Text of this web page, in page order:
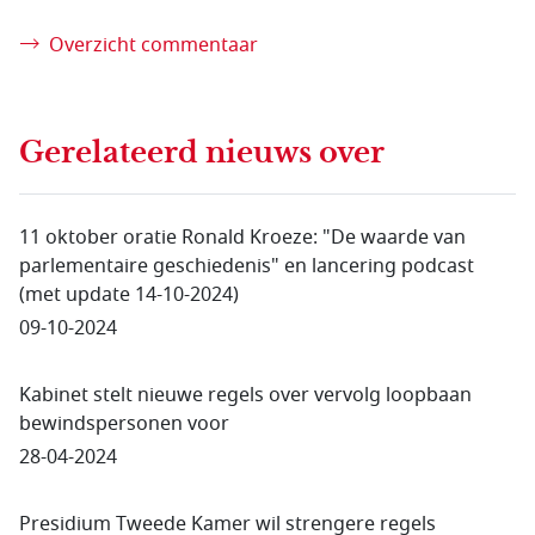
Overzicht commentaar
Gerelateerd nieuws over
11 oktober oratie Ronald Kroeze: "De waarde van
parlementaire geschiedenis" en lancering podcast
(met update 14-10-2024)
09-10-2024
Kabinet stelt nieuwe regels over vervolg loopbaan
bewindspersonen voor
28-04-2024
Presidium Tweede Kamer wil strengere regels